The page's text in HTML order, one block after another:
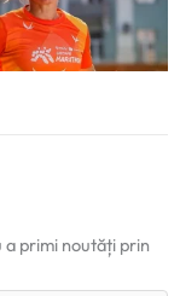
primi noutăți prin